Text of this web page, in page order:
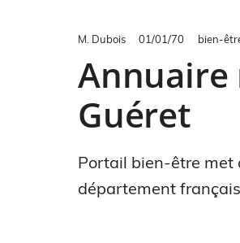
M. Dubois 01/01/70 bien-
Annuaire
Guéret
Portail bien-être met
département